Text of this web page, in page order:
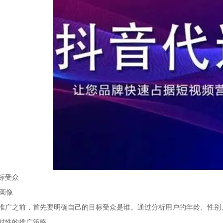
受众
像
广之前，首先要明确自己的目标受众是谁。通过分析用户的年龄、性